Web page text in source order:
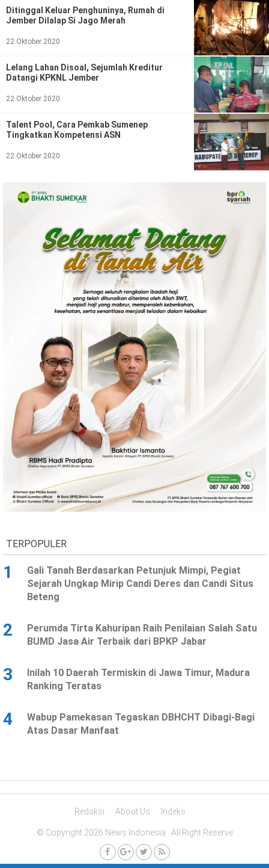
Sosial Budaya
Wisata
Ekonomi Olahraga
Copyright
Ditinggal Keluar Penghuninya, Rumah di
Jember Dilalap Si Jago Merah
22 Oktober 2020
Lelang Lahan Disoal, Sejumlah Kreditur
Datangi KPKNL Jember
22 Oktober 2020
Talent Pool, Cara Pemkab Sumenep
Tingkatkan Kompetensi ASN
22 Oktober 2020
TERPOPULER
1
Gali Tanah Berdasarkan Petunjuk Mimpi, Pegiat
Sejarah Ungkap Mirip Candi Deres dan Candi Situs
Beteng
2
Perumda Tirta Kahuripan Raih Penilaian Salah Satu
BUMD Jasa Air Terbaik dari BPKP Jabar
3
Inilah 10 Daerah Termiskin di Jawa Timur, Madura
Ranking Teratas
4
Wabup Pamekasan Tegaskan DBHCHT Dibagi-Bagi
Atas Dasar Manfaat
Redaksi About Us Indeks
© Copyright 2026 News Indonesia . All Right Reserve